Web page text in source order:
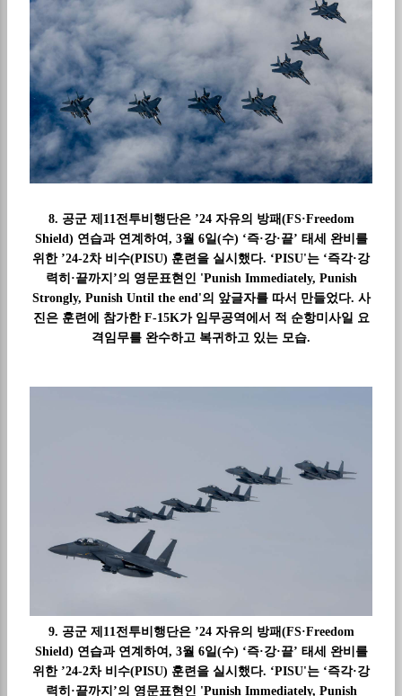
8. 공군 제11전투비행단은 ’24 자유의 방패(FS·Freedom
Shield) 연습과 연계하여, 3월 6일(수) ‘즉·강·끝’ 태세 완비를
위한 ’24-2차 비수(PISU) 훈련을 실시했다. ‘PISU'는 ‘즉각·강
력히·끝까지’의 영문표현인 'Punish Immediately, Punish
Strongly, Punish Until the end'의 앞글자를 따서 만들었다. 사
진은 훈련에 참가한 F-15K가 임무공역에서 적 순항미사일 요
격임무를 완수하고 복귀하고 있는 모습.
9. 공군 제11전투비행단은 ’24 자유의 방패(FS·Freedom
Shield) 연습과 연계하여, 3월 6일(수) ‘즉·강·끝’ 태세 완비를
위한 ’24-2차 비수(PISU) 훈련을 실시했다. ‘PISU'는 ‘즉각·강
력히·끝까지’의 영문표현인 'Punish Immediately, Punish